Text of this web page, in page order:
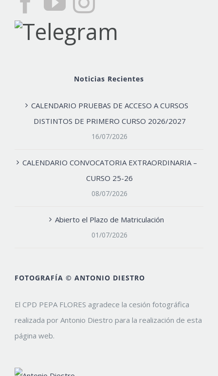
Noticias Recientes
CALENDARIO PRUEBAS DE ACCESO A CURSOS
DISTINTOS DE PRIMERO CURSO 2026/2027
16/07/2026
CALENDARIO CONVOCATORIA EXTRAORDINARIA –
CURSO 25-26
08/07/2026
Abierto el Plazo de Matriculación
01/07/2026
FOTOGRAFÍA © ANTONIO DIESTRO
El CPD PEPA FLORES agradece la cesión fotográfica
realizada por Antonio Diestro para la realización de esta
página web.